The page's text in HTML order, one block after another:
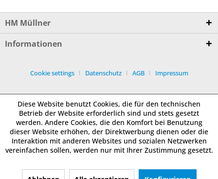
HM Müllner
Informationen
Cookie settings Datenschutz AGB Impressum
Diese Website benutzt Cookies, die für den technischen
Betrieb der Website erforderlich sind und stets gesetzt
werden. Andere Cookies, die den Komfort bei Benutzung
dieser Website erhöhen, der Direktwerbung dienen oder die
Interaktion mit anderen Websites und sozialen Netzwerken
vereinfachen sollen, werden nur mit Ihrer Zustimmung gesetzt.